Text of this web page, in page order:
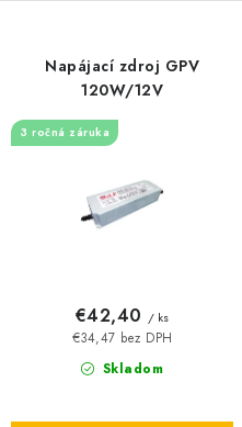
Napájací zdroj GPV
120W/12V
3 ročná záruka
Skladom
€34,47 bez DPH
€42,40 / ks